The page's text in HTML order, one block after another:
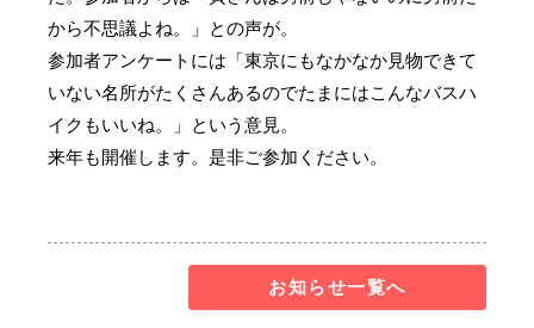
から不思議よね。」との声が。
参加者アンケートには「東京にもなかなか見物できて
いない名所がたくさんあるのでたまにはこんなバスハ
イクもいいね。」という意見。
来年も開催します。是非ご参加ください。
お知らせ一覧へ